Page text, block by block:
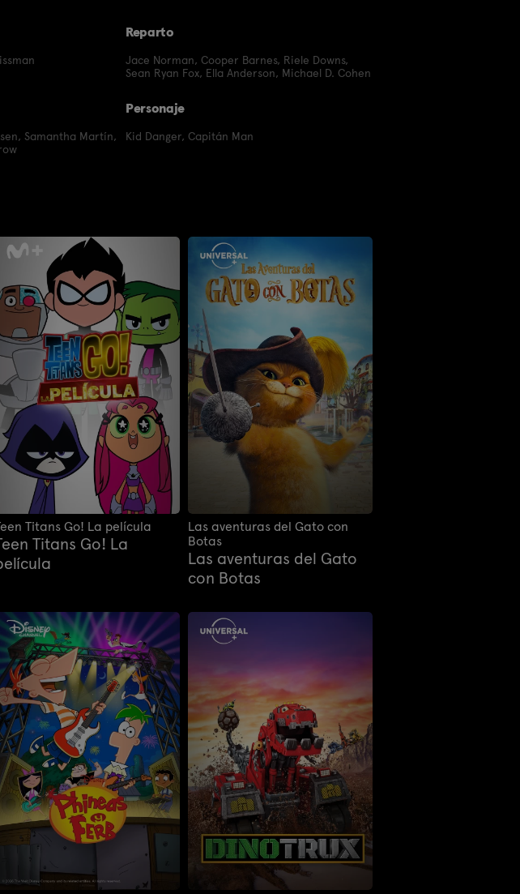
Reparto
Jace Norman, Cooper Barnes, Riele Downs,
Sean Ryan Fox, Ella Anderson, Michael D. Cohen
, Samantha Martín,
Personaje
Kid Danger, Capitán Man
Titans Go! La película
Titans Go! La
Las aventuras del Gato con
Botas
Las aventuras del Gato
con Botas